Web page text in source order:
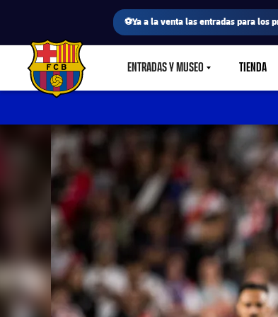
⚽Ya a la venta las entradas para los
FC Barcelona club badge ENTRADAS Y MUSEOLABEL.SHARE.CARETDOWN
TIENDA